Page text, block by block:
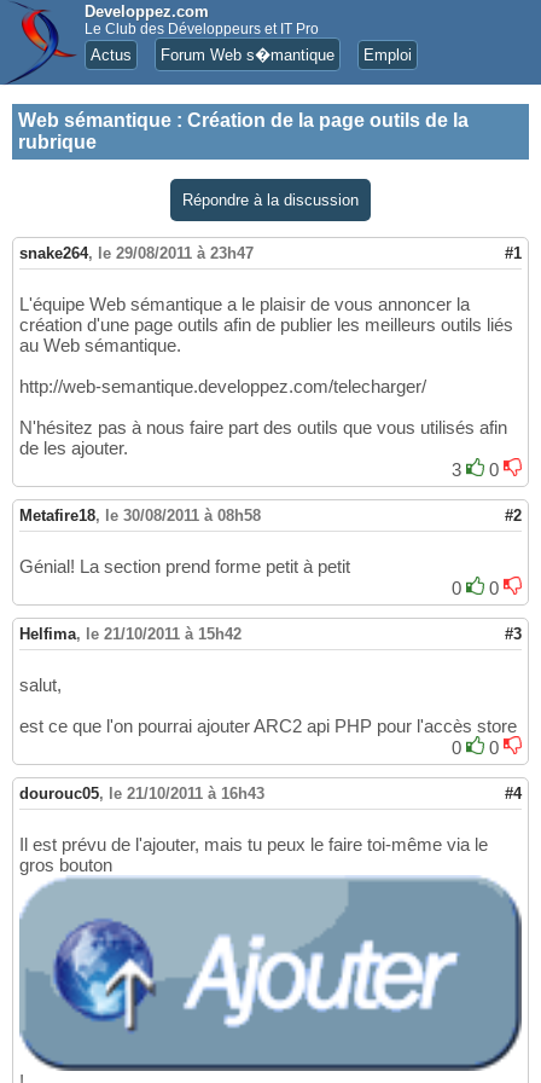
Developpez.com
Le Club des Développeurs et IT Pro
Actus Forum Web s�mantique Emploi
Web sémantique : Création de la page outils de la
rubrique
Répondre à la discussion
snake264, le 29/08/2011 à 23h47 #1
L'équipe Web sémantique a le plaisir de vous annoncer la
création d'une page outils afin de publier les meilleurs outils liés
au Web sémantique.
http://web-semantique.developpez.com/telecharger/
N'hésitez pas à nous faire part des outils que vous utilisés afin
de les ajouter.
3
0
Metafire18, le 30/08/2011 à 08h58 #2
Génial! La section prend forme petit à petit
0
0
Helfima, le 21/10/2011 à 15h42 #3
salut,
est ce que l'on pourrai ajouter ARC2 api PHP pour l'accès store
0
0
dourouc05, le 21/10/2011 à 16h43 #4
Il est prévu de l'ajouter, mais tu peux le faire toi-même via le
gros bouton